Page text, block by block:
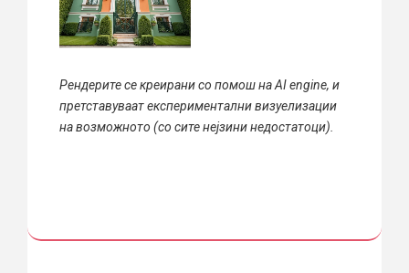
Рендерите се креирани со помош на AI engine, и
претставуваат експериментални визуелизации
на возможното (со сите нејзини недостатоци).